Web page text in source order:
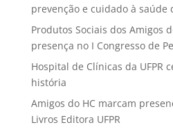
prevenção e cuidado à saúde
Produtos Sociais dos Amigos
presença no I Congresso de
Hospital de Clínicas da UFPR
história
Amigos do HC marcam
Livros Editora UFPR